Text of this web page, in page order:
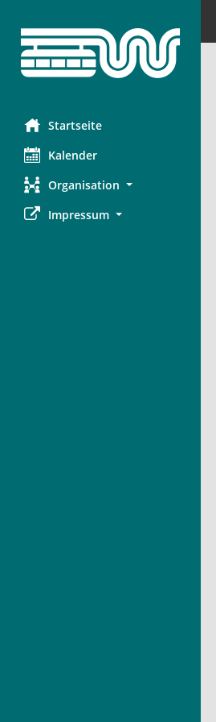
Startseite
Kalender
Organisation
Impressum